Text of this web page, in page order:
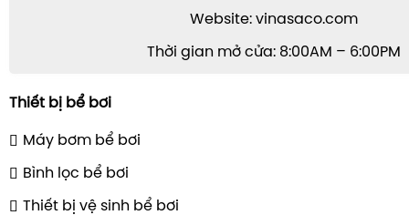
Website: vinasaco.com
Thời gian mở cửa: 8:00AM – 6:00PM
Thiết bị bể bơi
Máy bơm bể bơi
Bình lọc bể bơi
Thiết bị vệ sinh bể bơi